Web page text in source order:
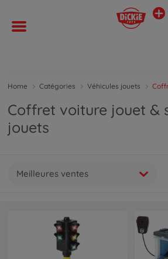
Home Catégories Véhicules jouets
Coffret voiture jouet &
jouets
Meilleures ventes